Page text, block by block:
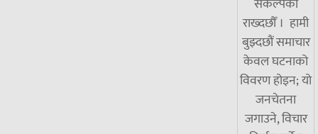
राख्दछौँ । हामी
बुझ्दछौं समाचार
केवल घटनाको
विवरण होइन; यो
जनचेतना
जगाउने, विचार